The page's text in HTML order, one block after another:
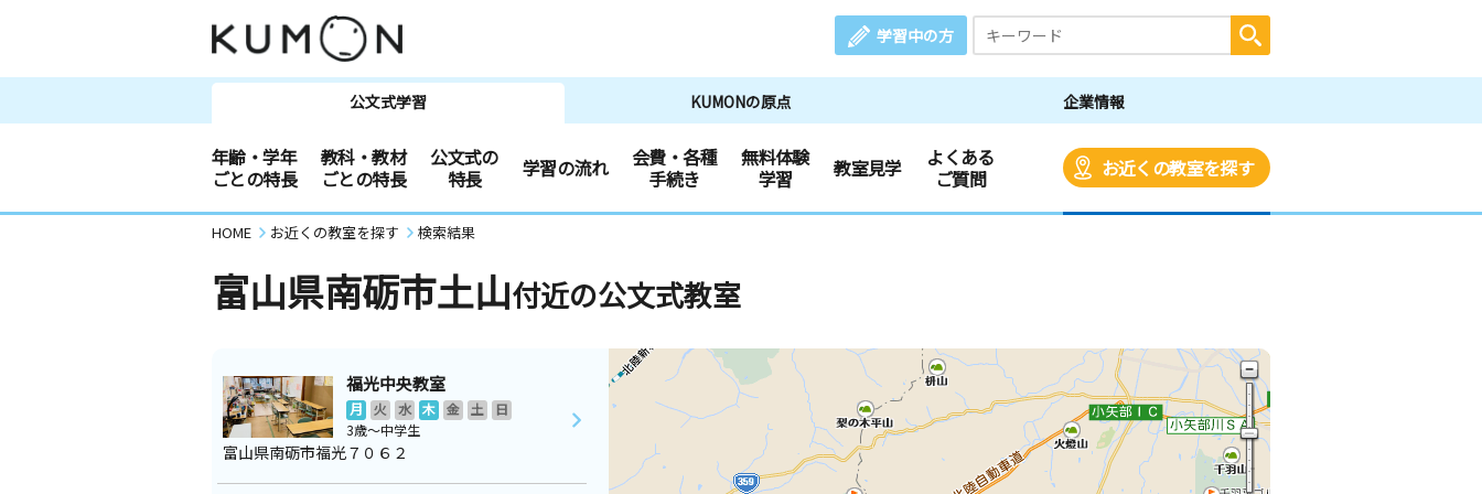
学習中の方
公文式学習 KUMONの原点 企業情報
年齢・学年
ごとの特長
教科・教材
ごとの特長
公文式の
特長
学習の流れ
会費・各種
手続き
無料体験
学習
教室見学
よくある
ご質問
お近くの教室を探す
HOME お近くの教室を探す 検索結果
富山県南砺市土山付近の公文式教室
福光中央教室
月 火 水 木 金 土
日
3歳～中学生
富山県南砺市福光７０６２